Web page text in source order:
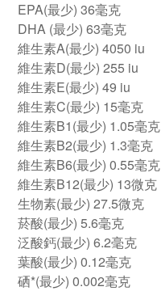
EPA(最少) 36毫克
DHA (最少) 63毫克
維生素A(最少) 4050 iu
維生素D(最少) 255 iu
維生素E(最少) 49 iu
維生素C(最少) 15毫克
維生素B1(最少) 1.05毫克
維生素B2(最少) 1.3毫克
維生素B6(最少) 0.55毫克
維生素B12(最少) 13微克
生物素(最少) 27.5微克
菸酸(最少) 5.6毫克
泛酸鈣(最少) 6.2毫克
葉酸(最少) 0.12毫克
硒*(最少) 0.002毫克